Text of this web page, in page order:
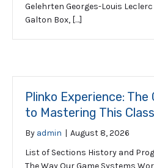
Gelehrten Georges-Louis
Galton Box, […]
Plinko Experience: The
to Mastering This
By admin | August 8, 2026
List of Sections History and
The Way Our Game Systems